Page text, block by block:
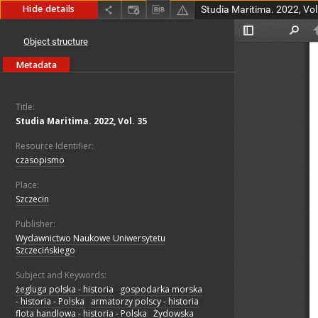
Hide details Studia Maritima. 2022,
Object structure
Metadata
Title:
Studia Maritima. 2022, Vol. 35
Resource Identifier:
czasopismo
Place:
Szczecin
Publisher:
Wydawnictwo Naukowe Uniwersytetu
Szczecińskiego
Subject and Keywords:
żegluga polska - historia
gospodarka morska
- historia - Polska
armatorzy polscy - historia
flota handlowa - historia - Polska Żydowska